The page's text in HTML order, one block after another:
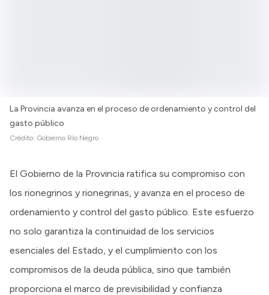
La Provincia avanza en el proceso de ordenamiento y control del
gasto público
Crédito: Gobierno Río Negro
El Gobierno de la Provincia ratifica su compromiso con
los rionegrinos y rionegrinas, y avanza en el proceso de
ordenamiento y control del gasto público. Este esfuerzo
no solo garantiza la continuidad de los servicios
esenciales del Estado, y el cumplimiento con los
compromisos de la deuda pública, sino que también
proporciona el marco de previsibilidad y confianza